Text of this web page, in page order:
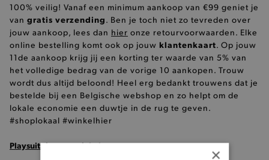
100% veilig! Vanaf een minimum aankoop van €99 geniet je
van gratis verzending. Ben je toch niet zo tevreden over
jouw aankoop, lees dan hier onze retourvoorwaarden. Elke
online bestelling komt ook op jouw klantenkaart. Op jouw
11de aankoop krijg jij een korting ter waarde van 5% van
het volledige bedrag van de vorige 10 aankopen. Trouw
wordt dus altijd beloond! Heel erg bedankt trouwens dat je
bestelde bij een Belgische webshop en zo helpt om de
lokale economie een duwtje in de rug te geven.
#shoplokaal #winkelhier
Playsuits in onze winkels
×